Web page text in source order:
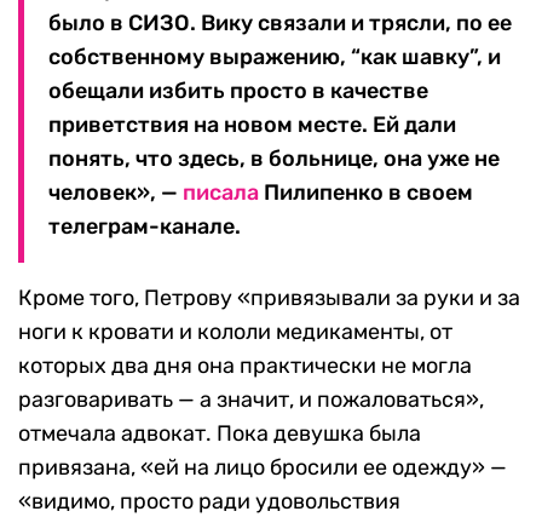
было в СИЗО. Вику связали и трясли, по ее
собственному выражению, “как шавку”, и
обещали избить просто в качестве
приветствия на новом месте. Ей дали
понять, что здесь, в больнице, она уже не
человек», — писала Пилипенко в своем
телеграм-канале.
Кроме того, Петрову «привязывали за руки и за
ноги к кровати и кололи медикаменты, от
которых два дня она практически не могла
разговаривать — а значит, и пожаловаться»,
отмечала адвокат. Пока девушка была
привязана, «ей на лицо бросили ее одежду» —
«видимо, просто ради удовольствия